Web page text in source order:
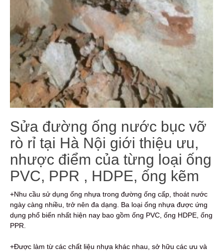
Sửa đường ống nước bục vỡ
rò rỉ tại Hà Nội giới thiệu ưu,
nhược điểm của từng loại ống
PVC, PPR , HDPE, ống kẽm
+Nhu cầu sử dụng ống nhựa trong đường ống cấp, thoát nước
ngày càng nhiều, trở nên đa dạng. Ba loại ống nhựa được ứng
dụng phổ biến nhất hiện nay bao gồm ống PVC, ống HDPE, ống
PPR.
+Được làm từ các chất liệu nhựa khác nhau, sở hữu các ưu và